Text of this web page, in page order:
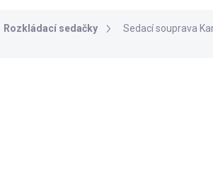
Rozkládací sedačky Sedací souprava